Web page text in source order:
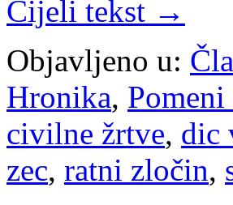
Cijeli tekst →
Objavljeno u:
Hronika,
civilne žrtve, dic
zec, ratni zločin,